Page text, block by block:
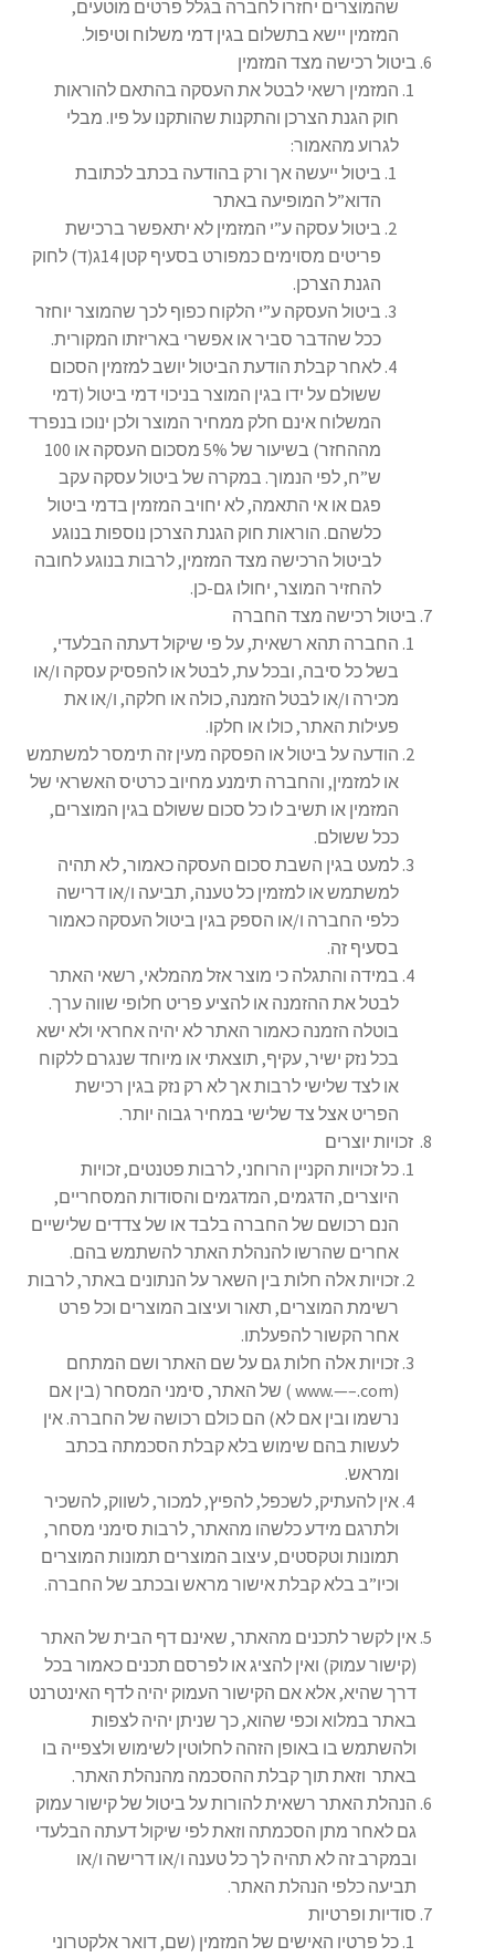
שהמוצרים יחזרו לחברה בגלל פרטים מוטעים,
המזמין יישא בתשלום בגין דמי משלוח וטיפול.
ביטול רכישה מצד המזמין
המזמין רשאי לבטל את העסקה בהתאם להוראות
חוק הגנת הצרכן והתקנות שהותקנו על פיו. מבלי
לגרוע מהאמור:
ביטול ייעשה אך ורק בהודעה בכתב לכתובת
הדוא”ל המופיעה באתר
ביטול עסקה ע”י המזמין לא יתאפשר ברכישת
פריטים מסוימים כמפורט בסעיף קטן 14ג(ד) לחוק
הגנת הצרכן.
ביטול העסקה ע”י הלקוח כפוף לכך שהמוצר יוחזר
ככל שהדבר סביר או אפשרי באריזתו המקורית.
לאחר קבלת הודעת הביטול יושב למזמין הסכום
ששולם על ידו בגין המוצר בניכוי דמי ביטול (דמי
המשלוח אינם חלק ממחיר המוצר ולכן ינוכו בנפרד
מההחזר) בשיעור של 5% מסכום העסקה או 100
ש”ח, לפי הנמוך. במקרה של ביטול עסקה עקב
פגם או אי התאמה, לא יחויב המזמין בדמי ביטול
כלשהם. הוראות חוק הגנת הצרכן נוספות בנוגע
לביטול הרכישה מצד המזמין, לרבות בנוגע לחובה
להחזיר המוצר, יחולו גם-כן.
ביטול רכישה מצד החברה
החברה תהא רשאית, על פי שיקול דעתה הבלעדי,
בשל כל סיבה, ובכל עת, לבטל או להפסיק עסקה ו/או
מכירה ו/או לבטל הזמנה, כולה או חלקה, ו/או את
פעילות האתר, כולו או חלקו.
הודעה על ביטול או הפסקה מעין זה תימסר למשתמש
או למזמין, והחברה תימנע מחיוב כרטיס האשראי של
המזמין או תשיב לו כל סכום ששולם בגין המוצרים,
ככל ששולם.
למעט בגין השבת סכום העסקה כאמור, לא תהיה
למשתמש או למזמין כל טענה, תביעה ו/או דרישה
כלפי החברה ו/או הספק בגין ביטול העסקה כאמור
בסעיף זה.
במידה והתגלה כי מוצר אזל מהמלאי, רשאי האתר
לבטל את ההזמנה או להציע פריט חלופי שווה ערך.
בוטלה הזמנה כאמור האתר לא יהיה אחראי ולא ישא
בכל נזק ישיר, עקיף, תוצאתי או מיוחד שנגרם ללקוח
או לצד שלישי לרבות אך לא רק נזק בגין רכישת
הפריט אצל צד שלישי במחיר גבוה יותר.
זכויות יוצרים
כל זכויות הקניין הרוחני, לרבות פטנטים, זכויות
היוצרים, הדגמים, המדגמים והסודות המסחריים,
הנם רכושם של החברה בלבד או של צדדים שלישיים
אחרים שהרשו להנהלת האתר להשתמש בהם.
זכויות אלה חלות בין השאר על הנתונים באתר, לרבות
רשימת המוצרים, תאור ועיצוב המוצרים וכל פרט
אחר הקשור להפעלתו.
זכויות אלה חלות גם על שם האתר ושם המתחם
(www.—–.com ) של האתר, סימני המסחר (בין אם
נרשמו ובין אם לא) הם כולם רכושה של החברה. אין
לעשות בהם שימוש בלא קבלת הסכמתה בכתב
ומראש.
אין להעתיק, לשכפל, להפיץ, למכור, לשווק, להשכיר
ולתרגם מידע כלשהו מהאתר, לרבות סימני מסחר,
תמונות וטקסטים, עיצוב המוצרים תמונות המוצרים
וכיו”ב בלא קבלת אישור מראש ובכתב של החברה.
אין לקשר לתכנים מהאתר, שאינם דף הבית של האתר
(קישור עמוק) ואין להציג או לפרסם תכנים כאמור בכל
דרך שהיא, אלא אם הקישור העמוק יהיה לדף האינטרנט
באתר במלוא וכפי שהוא, כך שניתן יהיה לצפות
ולהשתמש בו באופן הזהה לחלוטין לשימוש ולצפייה בו
באתר וזאת תוך קבלת ההסכמה מהנהלת האתר.
הנהלת האתר רשאית להורות על ביטול של קישור עמוק
גם לאחר מתן הסכמתה וזאת לפי שיקול דעתה הבלעדי
ובמקרב זה לא תהיה לך כל טענה ו/או דרישה ו/או
תביעה כלפי הנהלת האתר.
סודיות ופרטיות
כל פרטיו האישים של המזמין (שם, דואר אלקטרוני